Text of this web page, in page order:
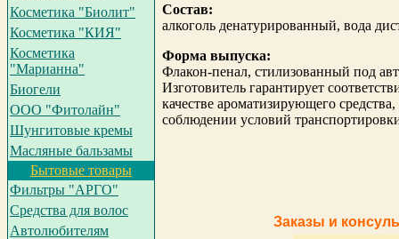
Косметика "Биолит"
Косметика "КИЯ"
Косметика
"Марианна"
Биогели
ООО "Фитолайн"
Шунгитовые кремы
Масляные бальзамы
Бытовые товары
Фильтры "АРГО"
Средства для волос
Автолюбителям
Состав:
алкоголь денатурированный, вода
Форма выпуска:
Флакон-пенал, стилизованный под
Изготовитель гарантирует
качестве ароматизирующего
соблюдении условий
Заказы и